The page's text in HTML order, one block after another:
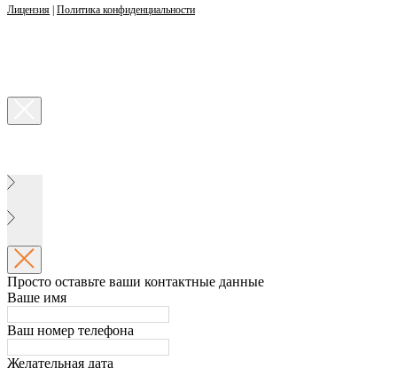
Лицензия Политика конфиденциальности
Просто оставьте ваши контактные данные
Ваше имя
Ваш номер телефона
Желательная дата